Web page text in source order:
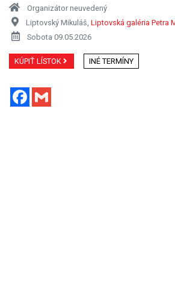
Organizátor neuvedený
Liptovský Mikuláš, Liptovská galéria Petra
Sobota 09.05.2026
KÚPIŤ LÍSTOK INÉ TERMÍNY
Facebook